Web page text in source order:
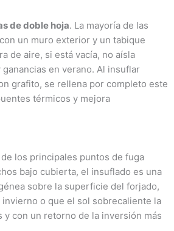
de doble hoja. La mayoría de las
un muro exterior y un tabique
de aire, si está vacía, no aísla
en verano. Al insuflar
grafito, se rellena por completo este
térmicos y mejora
los principales puntos de fuga
bajo cubierta, el insuflado es una
sobre la superficie del forjado,
o que el sol sobrecaliente la
y con un retorno de la inversión más